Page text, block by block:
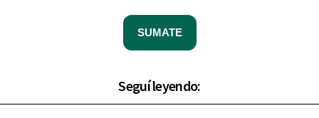
SUMATE
Seguí leyendo: